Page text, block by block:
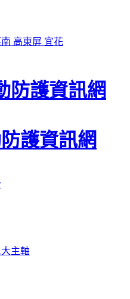
高東屏 宜花
護資訊網
主軸